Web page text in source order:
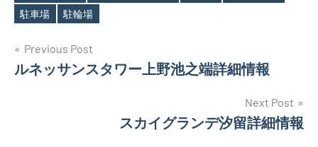
駐車場
駐輪場
投
稿
Previous Post
ルネッサンスタワー上野池之端詳細情報
Next Post
スカイグランデ汐留詳細情報